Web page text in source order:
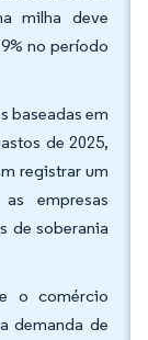
milha deve
no período
baseadas em
de 2025,
registrar um
empresas
de soberania
o comércio
demanda de